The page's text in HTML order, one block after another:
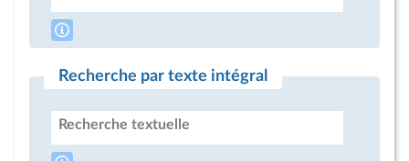
Recherche par texte intégral
Recherche textuelle